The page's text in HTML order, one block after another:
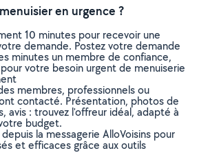
en urgence ?
10 minutes pour recevoir une
demande. Postez votre demande
minutes un membre de confiance,
votre besoin urgent de menuiserie
membres, professionnels ou
contacté. Présentation, photos de
avis : trouvez l'offreur idéal, adapté à
budget.
la messagerie AlloVoisins pour
et efficaces grâce aux outils